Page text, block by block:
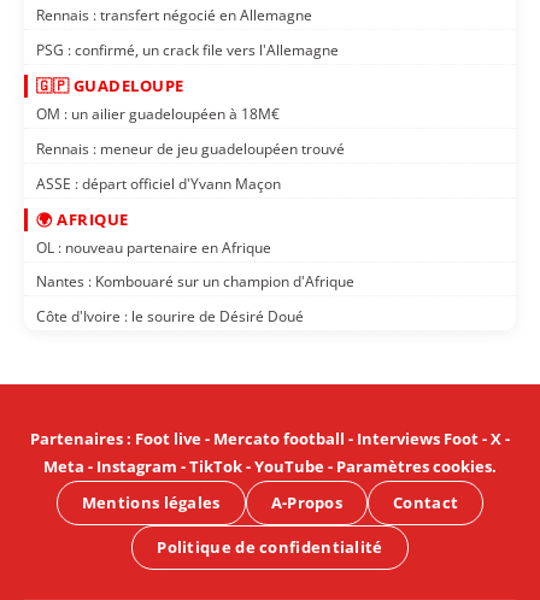
Rennais : transfert négocié en Allemagne
PSG : confirmé, un crack file vers l'Allemagne
🇬🇵 GUADELOUPE
OM : un ailier guadeloupéen à 18M€
Rennais : meneur de jeu guadeloupéen trouvé
ASSE : départ officiel d'Yvann Maçon
🌍 AFRIQUE
OL : nouveau partenaire en Afrique
Nantes : Kombouaré sur un champion d'Afrique
Côte d'Ivoire : le sourire de Désiré Doué
Partenaires: Foot live- Mercato football - Interviews Foot-X-
Meta - Instagram -TikTok-YouTube- Paramètres cookies.
Mentions légales
A-Propos Contact
Politique de confidentialité